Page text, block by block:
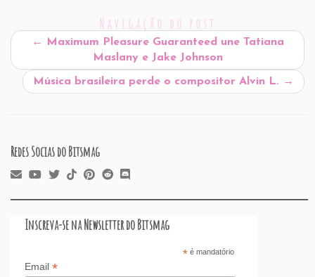
b
o
e
dI
n
A
p
p
P
re
ss
t
d
s
d
n
Navegação do post
←
Maximum Pleasure Guaranteed une Tatiana
Maslany e Jake Johnson
Música brasileira perde o compositor Alvin L. →
Redes Socias do Bitsmag
Inscreva-se na Newsletter do Bitsmag
*é mandatório
Email *